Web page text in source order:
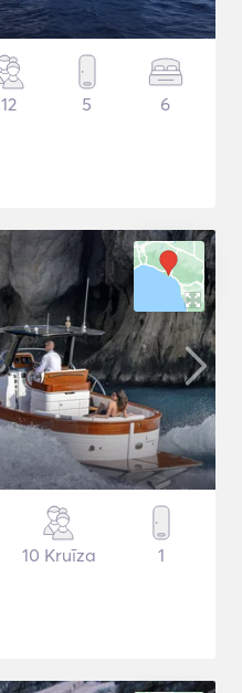
12 5 6
10 Kruīza 1